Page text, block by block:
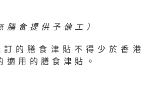
膳食提供予傭工）
的膳食津貼不得少於香港
適用的膳食津貼。